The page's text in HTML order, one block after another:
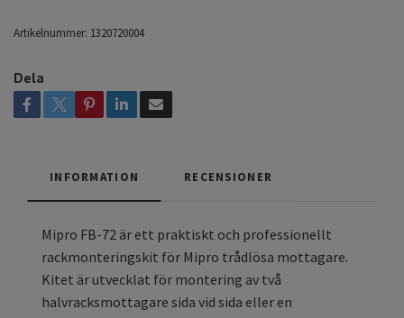
Artikelnummer: 1320720004
Dela
INFORMATION RECENSIONER
Mipro FB-72 är ett praktiskt och professionellt
rackmonteringskit för Mipro trådlösa mottagare.
Kitet är utvecklat för montering av två
halvracksmottagare sida vid sida eller en